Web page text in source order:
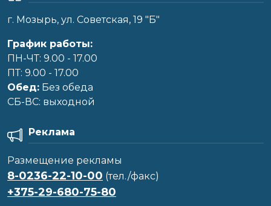
г. Мозырь, ул. Советская, 19 "Б"
График работы:
ПН-ЧТ: 9.00 - 17.00
ПТ: 9.00 - 17.00
Обед: Без обеда
CБ-ВС: выходной
Реклама
Размещение рекламы
8-0236-22-10-00 (тел./факс)
+375-29-680-75-80